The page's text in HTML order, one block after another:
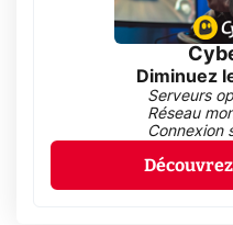
Diminuez
Serveurs
Réseau
Connexion